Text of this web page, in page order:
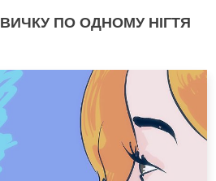
ПО ОДНОМУ НІГТЯ